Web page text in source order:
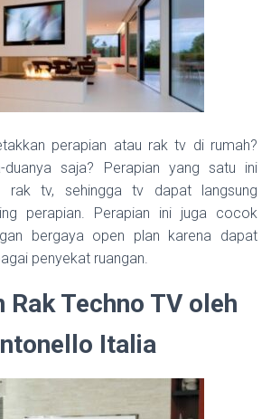
perapian atau rak tv di rumah?
duanya saja? Perapian yang satu ini
rak tv, sehingga tv dapat langsung
perapian. Perapian ini juga cocok
bergaya open plan karena dapat
penyekat ruangan.
Rak Techno TV oleh
Italia